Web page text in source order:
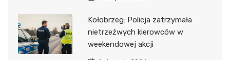
Kołobrzeg: Policja zatrzymała
nietrzeźwych kierowców w
weekendowej akcji